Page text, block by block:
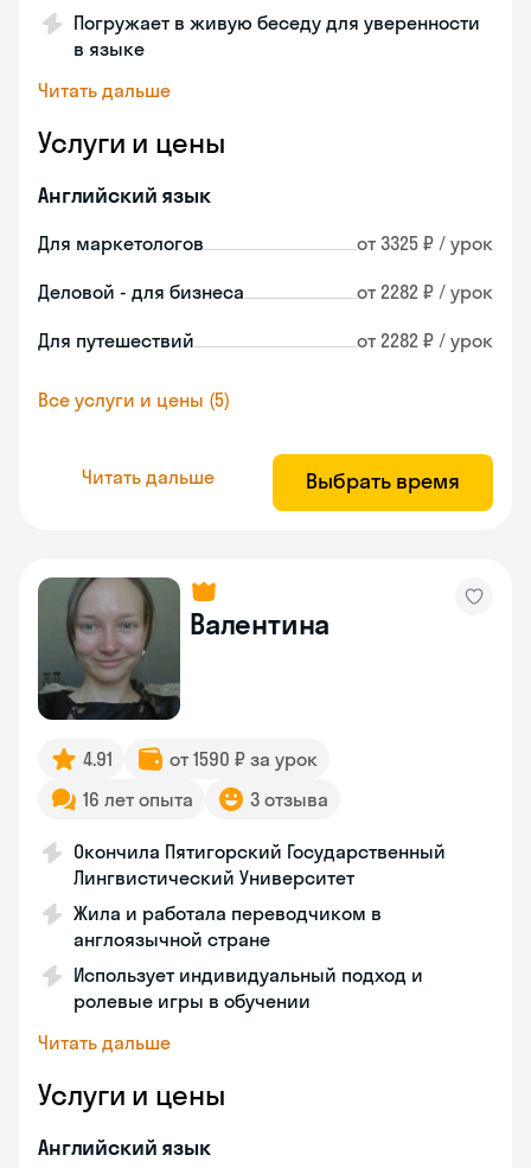
Погружает в живую беседу для уверенности
в языке
Читать дальше
Услуги и цены
Английский язык
Для маркетологов от 3325 ₽ / урок
Деловой - для бизнеса от 2282 ₽ / урок
Для путешествий от 2282 ₽ / урок
Все услуги и цены (5)
Читать дальше Выбрать время
Валентина
4.91
от 1590 ₽ за урок
16 лет опыта
3 отзыва
Окончила Пятигорский Государственный
Лингвистический Университет
Жила и работала переводчиком в
англоязычной стране
Использует индивидуальный подход и
ролевые игры в обучении
Читать дальше
Услуги и цены
Английский язык